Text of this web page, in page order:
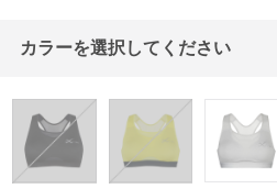
カラーを選択してください